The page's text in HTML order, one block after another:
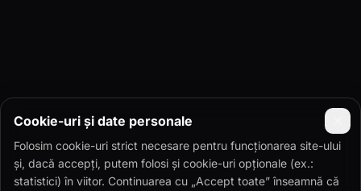
Cookie-uri și date personale
Folosim cookie-uri strict necesare pentru funcționarea site-ului
și, dacă accepți, putem folosi și cookie-uri opționale (ex.:
statistici) în viitor. Continuarea cu „Accept toate” înseamnă că